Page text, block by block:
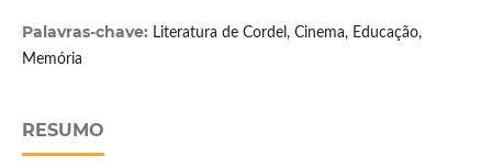
Palavras-chave: Literatura de Cordel, Cinema, Educação,
Memória
RESUMO